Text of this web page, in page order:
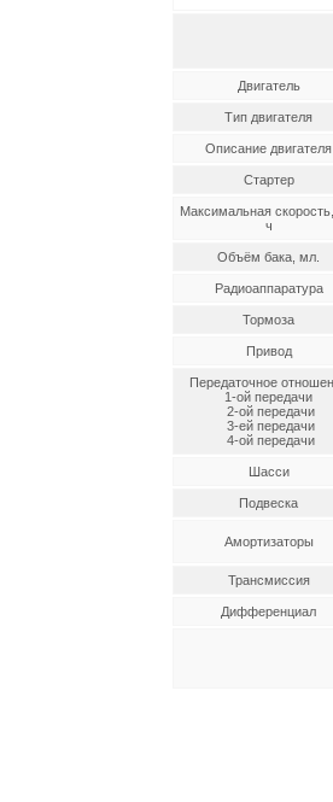
Двигатель
Тип двигателя
Описание двигателя
Стартер
Максимальная
ч
Объём бака, мл.
Радиоаппаратура
Тормоза
Привод
Передаточное
1-ой передачи
2-ой передачи
3-ей передачи
4-ой передачи
Шасси
Подвеска
Амортизаторы
Трансмиссия
Дифференциал